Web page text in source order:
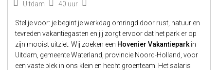
Uitdam 40 uur
Stel je voor: je begint je werkdag omringd door rust, natuur en
tevreden vakantiegasten en jij zorgt ervoor dat het park er op
zijn mooist uitziet. Wij zoeken een Hovenier Vakantiepark in
Uitdam, gemeente Waterland, provincie Noord-Holland, voor
een vaste plek in ons klein en hecht groenteam. Het salaris